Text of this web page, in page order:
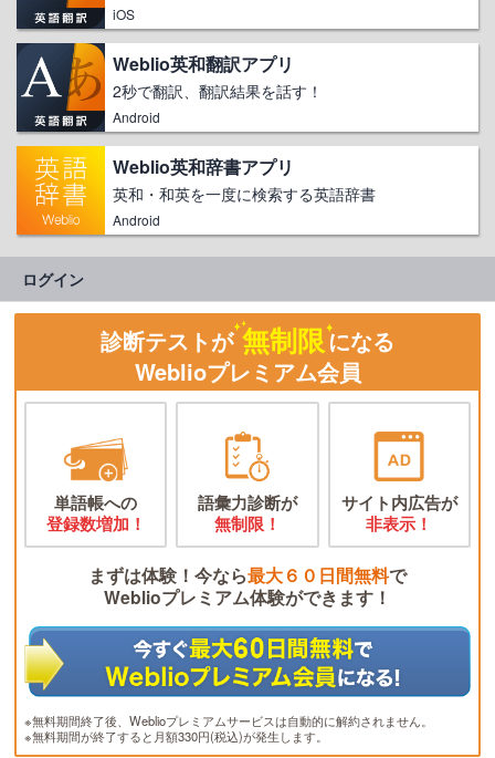
iOS
Weblio英和翻訳アプリ
2秒で翻訳、翻訳結果を話す！
Android
Weblio英和辞書アプリ
英和・和英を一度に検索する英語辞書
Android
ログイン
診断テストが 無制限になる
Weblioプレミアム会員
単語帳への
登録数増加！
語彙力診断が
無制限！
サイト内広告が
非表示！
まずは体験！今なら最大６０日間無料で
Weblioプレミアム体験ができます！
※無料期間終了後、Weblioプレミアムサービスは自動的に解約されません。
※無料期間が終了すると月額330円(税込)が発生します。